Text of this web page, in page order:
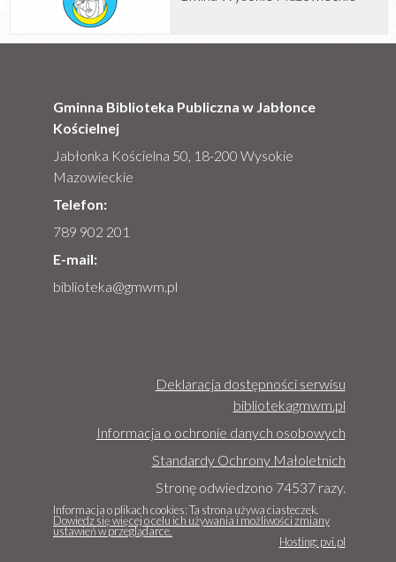
Gminna Biblioteka Publiczna w Jabłonce
Kościelnej
Jabłonka Kościelna 50, 18-200 Wysokie
Mazowieckie
Telefon:
789 902 201
E-mail:
biblioteka@gmwm.pl
Deklaracja dostępności serwisu
bibliotekagmwm.pl
Informacja o ochronie danych osobowych
Standardy Ochrony Małoletnich
Stronę odwiedzono 74537 razy.
Informacja o plikach cookies: Ta strona używa ciasteczek.
Dowiedz się więcej o celu ich używania i możliwości zmiany
ustawień w przeglądarce.
Hosting: pvi.pl